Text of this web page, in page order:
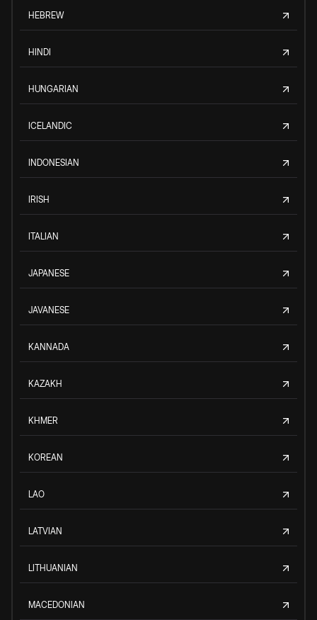
HEBREW
HINDI
HUNGARIAN
ICELANDIC
INDONESIAN
IRISH
ITALIAN
JAPANESE
JAVANESE
KANNADA
KAZAKH
KHMER
KOREAN
LAO
LATVIAN
LITHUANIAN
MACEDONIAN